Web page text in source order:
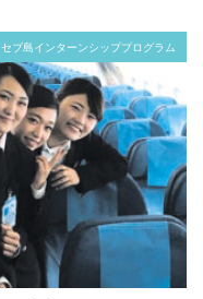
セブ島インターンシッププログラム